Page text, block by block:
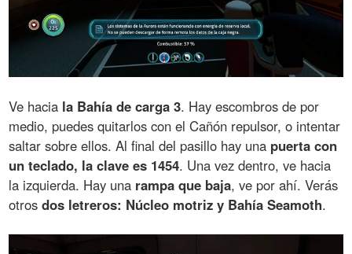
Ve hacia la Bahía de carga 3. Hay escombros de por
medio, puedes quitarlos con el Cañón repulsor, o intentar
saltar sobre ellos. Al final del pasillo hay una puerta con
un teclado, la clave es 1454. Una vez dentro, ve hacia
la izquierda. Hay una rampa que baja, ve por ahí. Verás
otrosdos letreros: Núcleo motriz y Bahía Seamoth.